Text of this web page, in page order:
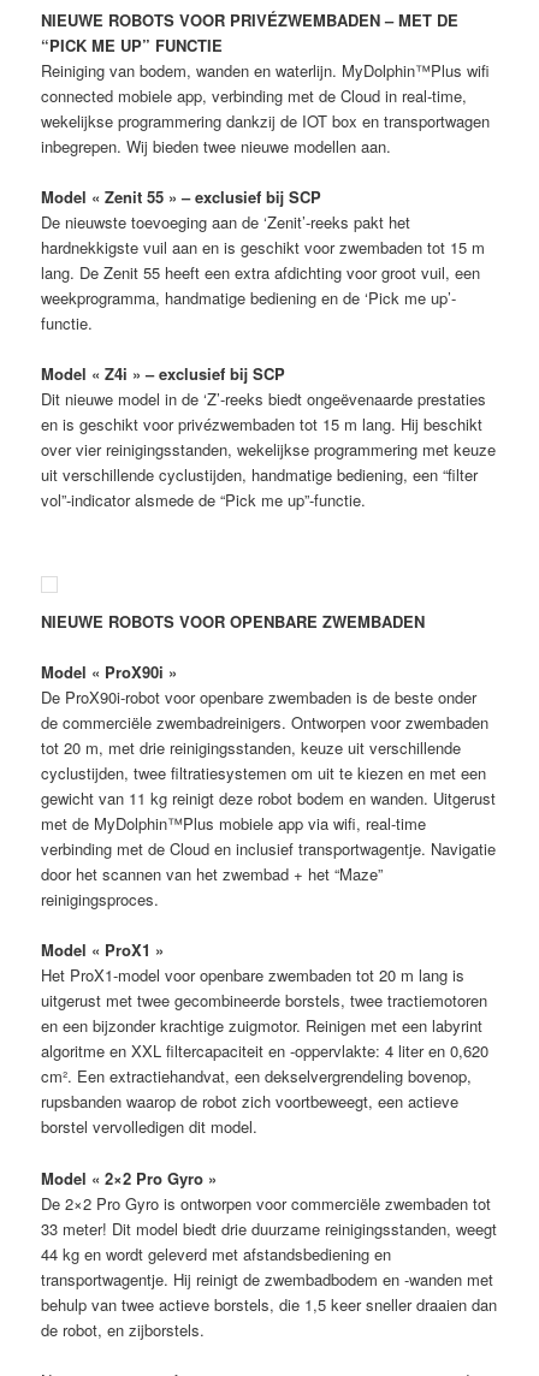
NIEUWE ROBOTS VOOR PRIVÉZWEMBADEN – MET DE
“PICK ME UP” FUNCTIE
Reiniging van bodem, wanden en waterlijn. MyDolphin™Plus wifi
connected mobiele app, verbinding met de Cloud in real-time,
wekelijkse programmering dankzij de IOT box en transportwagen
inbegrepen. Wij bieden twee nieuwe modellen aan.
Model « Zenit 55 » – exclusief bij SCP
De nieuwste toevoeging aan de ‘Zenit’-reeks pakt het
hardnekkigste vuil aan en is geschikt voor zwembaden tot 15 m
lang. De Zenit 55 heeft een extra afdichting voor groot vuil, een
weekprogramma, handmatige bediening en de ‘Pick me up’-
functie.
Model « Z4i » – exclusief bij SCP
Dit nieuwe model in de ‘Z’-reeks biedt ongeëvenaarde prestaties
en is geschikt voor privézwembaden tot 15 m lang. Hij beschikt
over vier reinigingsstanden, wekelijkse programmering met keuze
uit verschillende cyclustijden, handmatige bediening, een “filter
vol”-indicator alsmede de “Pick me up”-functie.
NIEUWE ROBOTS VOOR OPENBARE ZWEMBADEN
Model « ProX90i »
De ProX90i-robot voor openbare zwembaden is de beste onder
de commerciële zwembadreinigers. Ontworpen voor zwembaden
tot 20 m, met drie reinigingsstanden, keuze uit verschillende
cyclustijden, twee filtratiesystemen om uit te kiezen en met een
gewicht van 11 kg reinigt deze robot bodem en wanden. Uitgerust
met de MyDolphin™Plus mobiele app via wifi, real-time
verbinding met de Cloud en inclusief transportwagentje. Navigatie
door het scannen van het zwembad + het “Maze”
reinigingsproces.
Model « ProX1 »
Het ProX1-model voor openbare zwembaden tot 20 m lang is
uitgerust met twee gecombineerde borstels, twee tractiemotoren
en een bijzonder krachtige zuigmotor. Reinigen met een labyrint
algoritme en XXL filtercapaciteit en -oppervlakte: 4 liter en 0,620
cm². Een extractiehandvat, een dekselvergrendeling bovenop,
rupsbanden waarop de robot zich voortbeweegt, een actieve
borstel vervolledigen dit model.
Model « 2×2 Pro Gyro »
De 2×2 Pro Gyro is ontworpen voor commerciële zwembaden tot
33 meter! Dit model biedt drie duurzame reinigingsstanden, weegt
44 kg en wordt geleverd met afstandsbediening en
transportwagentje. Hij reinigt de zwembadbodem en -wanden met
behulp van twee actieve borstels, die 1,5 keer sneller draaien dan
de robot, en zijborstels.